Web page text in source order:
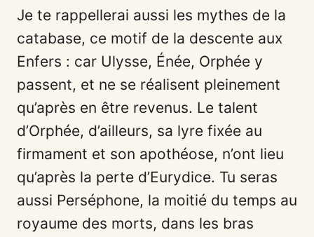
Je te rappellerai aussi les mythes de la
catabase, ce motif de la descente aux
Enfers : car Ulysse, Énée, Orphée y
passent, et ne se réalisent pleinement
qu’après en être revenus. Le talent
d’Orphée, d’ailleurs, sa lyre fixée au
firmament et son apothéose, n’ont lieu
qu’après la perte d’Eurydice. Tu seras
aussi Perséphone, la moitié du temps au
royaume des morts, dans les bras